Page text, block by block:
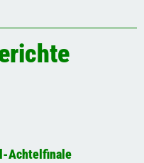
Achtelfinale